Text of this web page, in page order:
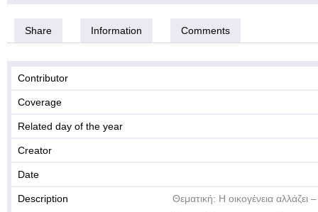
Share Information Comments
Contributor
Coverage
Related day of the year
Creator
Date
Description
Θεματική: Η οικογένεια